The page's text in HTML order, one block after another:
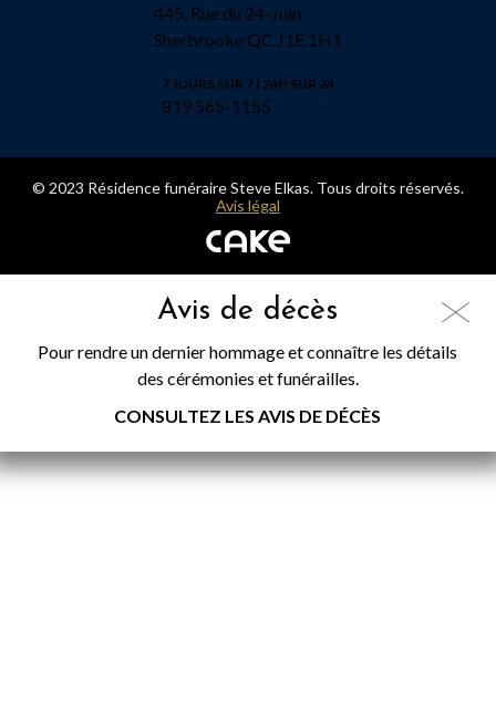
445, Rue du 24-Juin
Sherbrooke QC J1E 1H1
7 JOURS SUR 7 | 24H SUR 24
819 565-1155
© 2023 Résidence funéraire Steve Elkas. Tous droits réservés.
Avis légal
Avis de décès
Pour rendre un dernier hommage et connaître les détails
des cérémonies et funérailles.
CONSULTEZ LES AVIS DE DÉCÈS